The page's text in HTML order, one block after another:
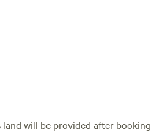
will be provided after booking